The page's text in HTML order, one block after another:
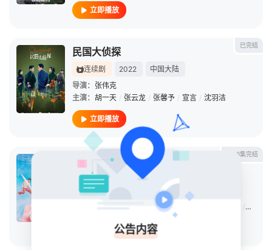
立即播放
已完结
民国大侦探
连续剧 2022
中国大陆
导演： 张伟克
主演： 胡一天 / 张云龙 / 张馨予 / 宣言 / 沈羽洁
立即播放
第36集完结
四喜
连续剧
导演：沈严
黄明昊 / 许娣 / 岳红
立即播放公告内容